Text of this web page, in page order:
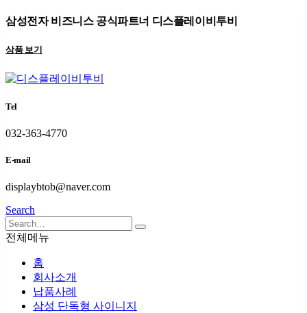
삼성전자 비즈니스 공식파트너 디스플레이비투비
상품 보기
Tel
032-363-4770
E-mail
displaybtob@naver.com
Search
전체메뉴
홈
회사소개
납품사례
삼성 단독형 사이니지